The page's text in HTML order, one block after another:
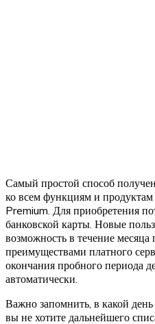
Самый простой способ
ко всем функциям и
Premium. Для приобретения
банковской карты. Новые
возможность в течение месяца
преимуществами платного
окончания пробного периода
автоматически.
Важно запомнить, в какой
вы не хотите дальнейшего